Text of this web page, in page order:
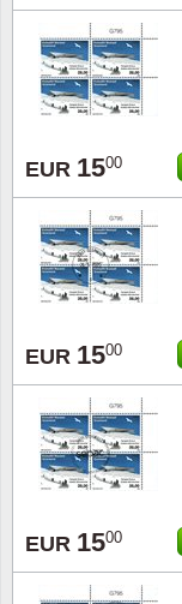
EUR 1500
EUR 1500
EUR 1500